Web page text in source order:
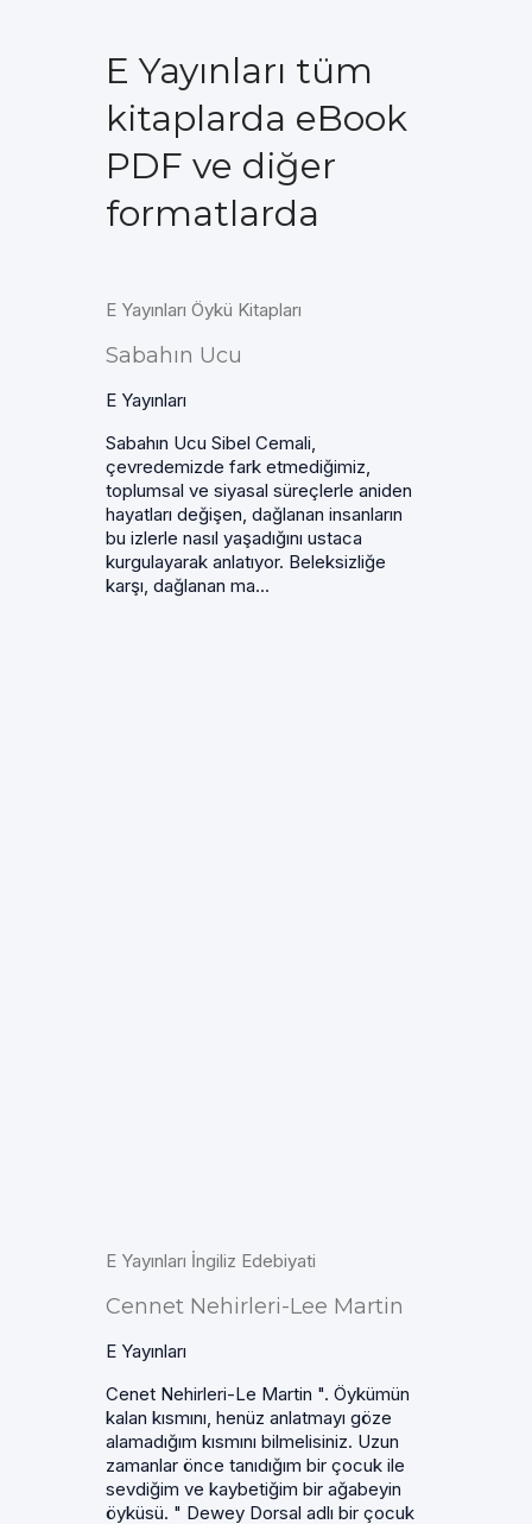
E Yayınları tüm
kitaplarda eBook
PDF ve diğer
formatlarda
E Yayınları Öykü Kitapları
Sabahın Ucu
E Yayınları
Sabahın Ucu Sibel Cemali,
çevredemizde fark etmediğimiz,
toplumsal ve siyasal süreçlerle aniden
hayatları değişen, dağlanan insanların
bu izlerle nasıl yaşadığını ustaca
kurgulayarak anlatıyor. Beleksizliğe
karşı, dağlanan ma...
E Yayınları İngiliz Edebiyati
Cennet Nehirleri-Lee Martin
E Yayınları
Cenet Nehirleri-Le Martin ". Öykümün
kalan kısmını, henüz anlatmayı göze
alamadığım kısmını bilmelisiniz. Uzun
zamanlar önce tanıdığım bir çocuk ile
sevdiğim ve kaybetiğim bir ağabeyin
öyküsü. " Dewey Dorsal adlı bir çocuk